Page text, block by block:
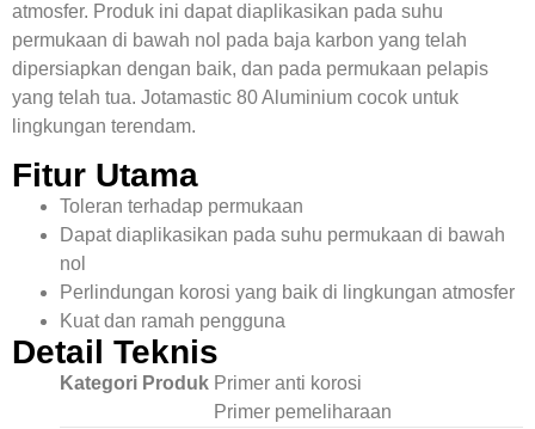
atmosfer. Produk ini dapat diaplikasikan pada suhu
permukaan di bawah nol pada baja karbon yang telah
dipersiapkan dengan baik, dan pada permukaan pelapis
yang telah tua. Jotamastic 80 Aluminium cocok untuk
lingkungan terendam.
Fitur Utama
Toleran terhadap permukaan
Dapat diaplikasikan pada suhu permukaan di bawah
nol
Perlindungan korosi yang baik di lingkungan atmosfer
Kuat dan ramah pengguna
Detail Teknis
Kategori Produk Primer anti korosi
Primer pemeliharaan